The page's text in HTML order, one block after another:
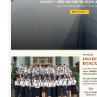
XEM